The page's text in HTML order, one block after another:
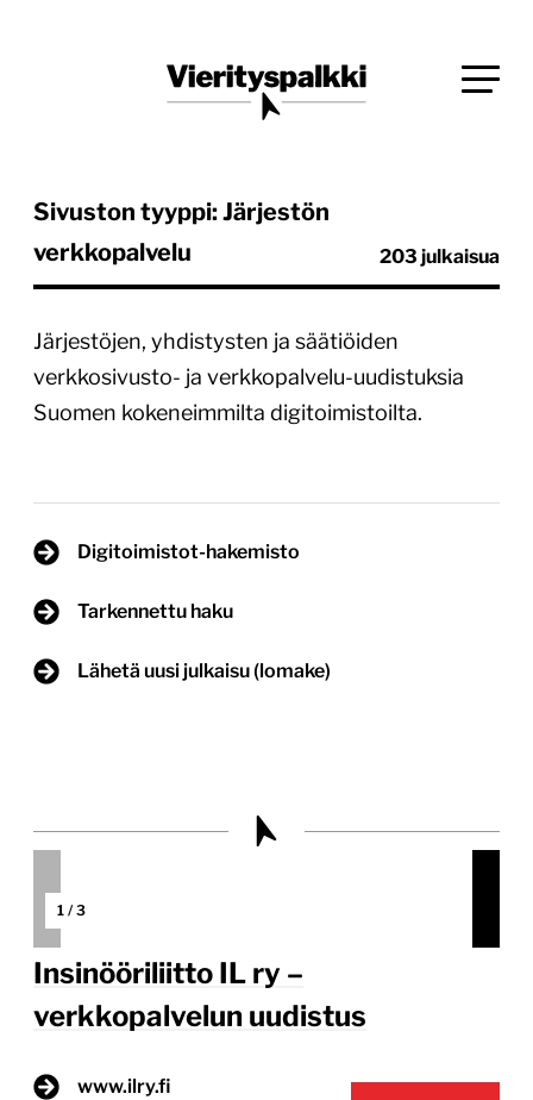
Vierityspalkki.fi
Sivuston tyyppi: Järjestön
verkkopalvelu
203 julkaisua
Järjestöjen, yhdistysten ja säätiöiden
verkkosivusto- ja verkkopalvelu-uudistuksia
Suomen kokeneimmilta digitoimistoilta.
Digitoimistot-hakemisto
Tarkennettu haku
Lähetä uusi julkaisu (lomake)
1 / 3
Insinööriliitto IL ry –
verkkopalvelun uudistus
www.ilry.fi